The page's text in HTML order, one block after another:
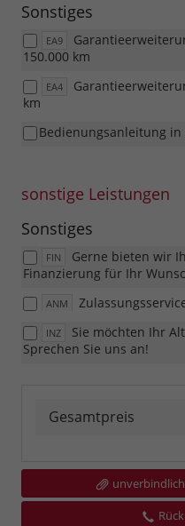
Sonstiges
EA9
150.000 km
EA4
km
Bedienungsanleitung in
sonstige Leistungen
Sonstiges
FIN
Gerne bieten wir
Finanzierung für Ihr
ANM
INZ
Sie möchten Ihr
Sprechen Sie uns an!
Gesamtpreis